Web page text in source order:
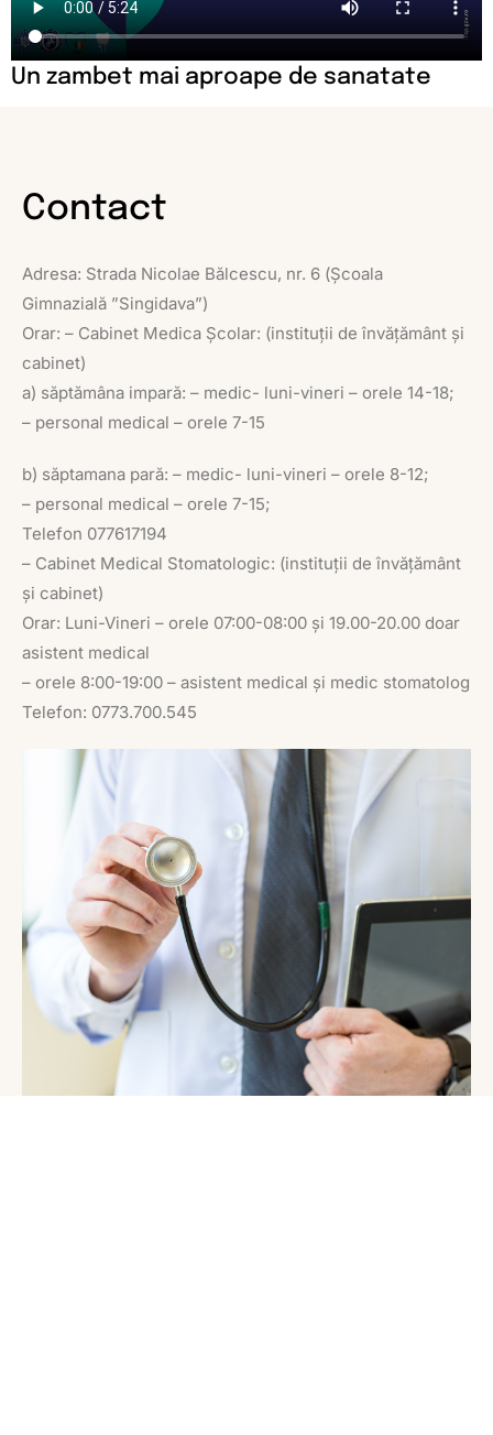
Un zambet mai aproape de sanatate
Contact
Adresa: Strada Nicolae Bălcescu, nr. 6 (Școala
Gimnazială ”Singidava”)
Orar: – Cabinet Medica Școlar: (instituții de învățământ și
cabinet)
a) săptămâna impară: – medic- luni-vineri – orele 14-18;
– personal medical – orele 7-15
b) săptamana pară: – medic- luni-vineri – orele 8-12;
– personal medical – orele 7-15;
Telefon 077617194
– Cabinet Medical Stomatologic: (instituții de învățământ
și cabinet)
Orar: Luni-Vineri – orele 07:00-08:00 și 19.00-20.00 doar
asistent medical
– orele 8:00-19:00 – asistent medical și medic stomatolog
Telefon: 0773.700.545